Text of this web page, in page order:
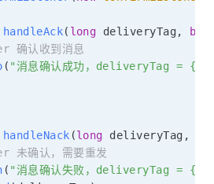
handleAck( long deliveryTag,
确认收到消息
( "消息确认成功，deliveryTag = {}"
handleNack (long deliveryTag ,
未确认，需要重发
( "消息确认失败，deliveryTag = {}"